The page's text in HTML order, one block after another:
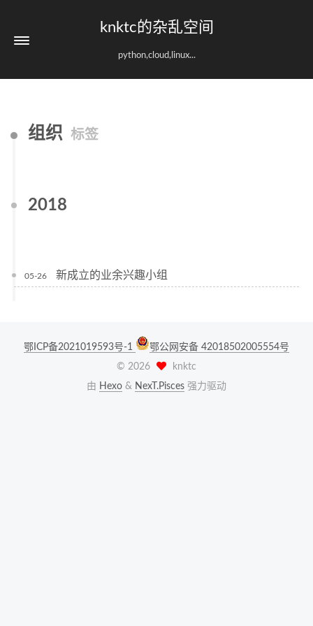
knktc的杂乱空间
python,cloud,linux...
组织 标签
2018
05-26 新成立的业余兴趣小组
鄂ICP备2021019593号-1
鄂公网安备 42018502005554号
© 2026
knktc
由 Hexo & NexT.Pisces 强力驱动